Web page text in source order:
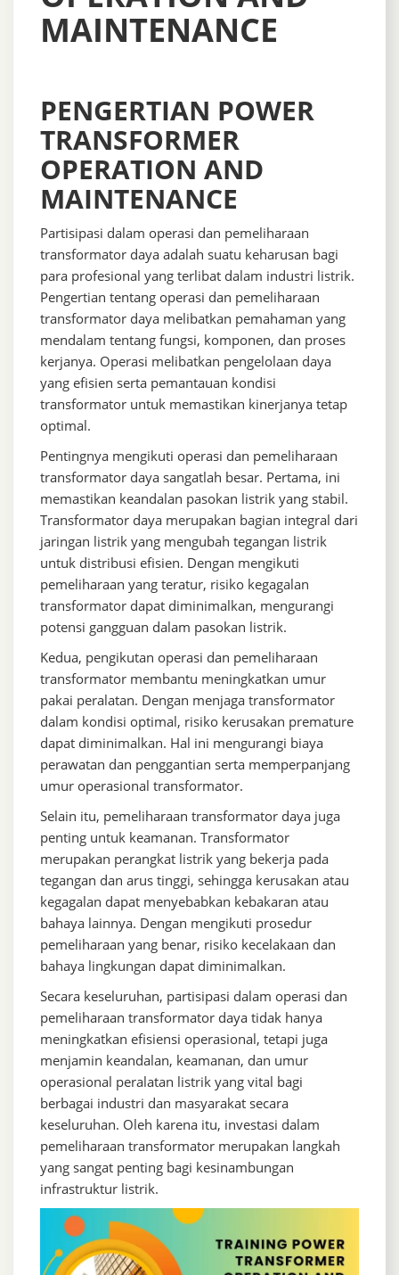
MAINTENANCE
PENGERTIAN POWER
TRANSFORMER
OPERATION AND
MAINTENANCE
Partisipasi dalam operasi dan pemeliharaan
transformator daya adalah suatu keharusan bagi
para profesional yang terlibat dalam industri listrik.
Pengertian tentang operasi dan pemeliharaan
transformator daya melibatkan pemahaman yang
mendalam tentang fungsi, komponen, dan proses
kerjanya. Operasi melibatkan pengelolaan daya
yang efisien serta pemantauan kondisi
transformator untuk memastikan kinerjanya tetap
optimal.
Pentingnya mengikuti operasi dan pemeliharaan
transformator daya sangatlah besar. Pertama, ini
memastikan keandalan pasokan listrik yang stabil.
Transformator daya merupakan bagian integral dari
jaringan listrik yang mengubah tegangan listrik
untuk distribusi efisien. Dengan mengikuti
pemeliharaan yang teratur, risiko kegagalan
transformator dapat diminimalkan, mengurangi
potensi gangguan dalam pasokan listrik.
Kedua, pengikutan operasi dan pemeliharaan
transformator membantu meningkatkan umur
pakai peralatan. Dengan menjaga transformator
dalam kondisi optimal, risiko kerusakan premature
dapat diminimalkan. Hal ini mengurangi biaya
perawatan dan penggantian serta memperpanjang
umur operasional transformator.
Selain itu, pemeliharaan transformator daya juga
penting untuk keamanan. Transformator
merupakan perangkat listrik yang bekerja pada
tegangan dan arus tinggi, sehingga kerusakan atau
kegagalan dapat menyebabkan kebakaran atau
bahaya lainnya. Dengan mengikuti prosedur
pemeliharaan yang benar, risiko kecelakaan dan
bahaya lingkungan dapat diminimalkan.
Secara keseluruhan, partisipasi dalam operasi dan
pemeliharaan transformator daya tidak hanya
meningkatkan efisiensi operasional, tetapi juga
menjamin keandalan, keamanan, dan umur
operasional peralatan listrik yang vital bagi
berbagai industri dan masyarakat secara
keseluruhan. Oleh karena itu, investasi dalam
pemeliharaan transformator merupakan langkah
yang sangat penting bagi kesinambungan
infrastruktur listrik.